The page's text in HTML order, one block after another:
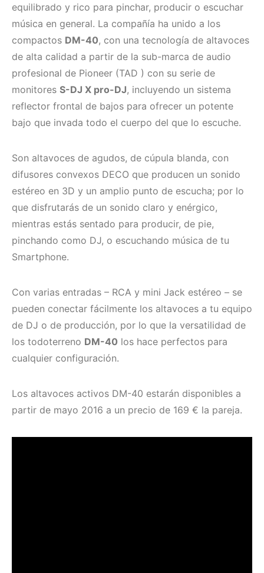
equilibrado y rico para pinchar, producir o escuchar
música en general. La compañía ha unido a los
compactos DM-40, con una tecnología de altavoces
de alta calidad a partir de la sub-marca de audio
profesional de Pioneer (TAD ) con su serie de
monitores S-DJ X pro-DJ, incluyendo un sistema
reflector frontal de bajos para ofrecer un potente
bajo que invada todo el cuerpo del que lo escuche.
Son altavoces de agudos, de cúpula blanda, con
difusores convexos DECO que producen un sonido
estéreo en 3D y un amplio punto de escucha; por lo
que disfrutarás de un sonido claro y enérgico,
mientras estás sentado para producir, de pie,
pinchando como DJ, o escuchando música de tu
Smartphone.
Con varias entradas – RCA y mini Jack estéreo – se
pueden conectar fácilmente los altavoces a tu equipo
de DJ o de producción, por lo que la versatilidad de
los todoterreno DM-40 los hace perfectos para
cualquier configuración.
Los altavoces activos DM-40 estarán disponibles a
partir de mayo 2016 a un precio de 169 € la pareja.